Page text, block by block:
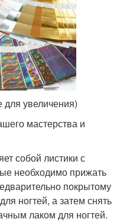
увеличения)
мастерства и
собой листики с
необходимо прижать
покрытому
ногтей, а затем снять
лаком для ногтей.